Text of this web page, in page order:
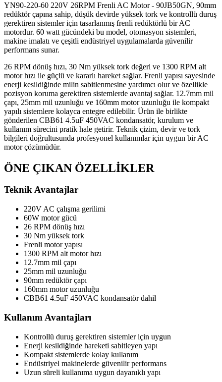
YN90-220-60 220V 26RPM Frenli AC Motor - 90JB50GN, 90mm
redüktör çapına sahip, düşük devirde yüksek tork ve kontrollü duruş
gerektiren sistemler için tasarlanmış frenli redüktörlü bir AC
motordur. 60 watt gücündeki bu model, otomasyon sistemleri,
makine imalatı ve çeşitli endüstriyel uygulamalarda güvenilir
performans sunar.
26 RPM dönüş hızı, 30 Nm yüksek tork değeri ve 1300 RPM alt
motor hızı ile güçlü ve kararlı hareket sağlar. Frenli yapısı sayesinde
enerji kesildiğinde milin sabitlenmesine yardımcı olur ve özellikle
pozisyon koruma gerektiren sistemlerde avantaj sağlar. 12.7mm mil
çapı, 25mm mil uzunluğu ve 160mm motor uzunluğu ile kompakt
yapılı sistemlere kolayca entegre edilebilir. Ürün ile birlikte
gönderilen CBB61 4.5uF 450VAC kondansatör, kurulum ve
kullanım sürecini pratik hale getirir. Teknik çizim, devir ve tork
bilgileri doğrultusunda profesyonel kullanımlar için uygun bir AC
motor çözümüdür.
ÖNE ÇIKAN ÖZELLİKLER
Teknik Avantajlar
220V AC çalışma gerilimi
60W motor gücü
26 RPM dönüş hızı
30 Nm yüksek tork
Frenli motor yapısı
1300 RPM alt motor hızı
12.7mm mil çapı
25mm mil uzunluğu
90mm redüktör çapı
160mm motor uzunluğu
CBB61 4.5uF 450VAC kondansatör dahil
Kullanım Avantajları
Kontrollü duruş gerektiren sistemler için uygun
Enerji kesildiğinde hareketi sabitleyen yapı
Kompakt sistemlerde kolay kullanım
Endüstriyel makinelerde güvenilir performans
Uzun süreli kullanıma uygun dayanıklı yapı